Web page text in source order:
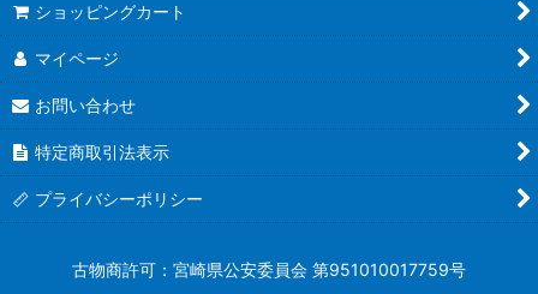
ショッピングカート
マイページ
お問い合わせ
特定商取引法表示
プライバシーポリシー
古物商許可：宮崎県公安委員会 第951010017759号